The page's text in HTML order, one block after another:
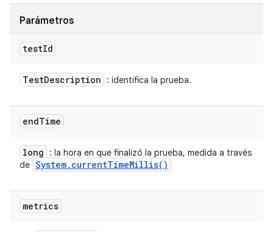
Parámetros
testId
TestDescription : identifica la prueba.
endTime
long
: la hora en que finalizó la prueba, medida a través
de System. currentTimeMillis( )
metrics